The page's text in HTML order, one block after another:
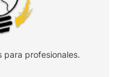
para profesionales.